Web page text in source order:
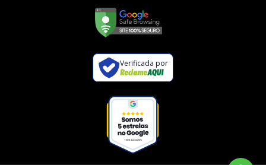
Verificada por